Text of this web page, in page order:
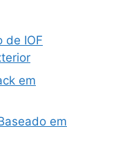
de IOF
em
em